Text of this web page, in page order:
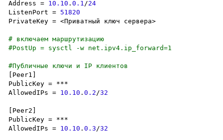
Address = 10.10 . 0.1 /24
ListenPort = 51820
PrivateKey = <Приватный ключ сервера>
# включаем маршрутизацию
#PostUp = sysctl -w net.ipv4.ip_forward=1
#Публичные ключи и IP клиентов
[Peer1]
PublicKey = ***
AllowedIPs = 10.10 . 0.2 /32
[Peer2]
PublicKey = ***
AllowedIPs = 10.10 . 0.3 /32